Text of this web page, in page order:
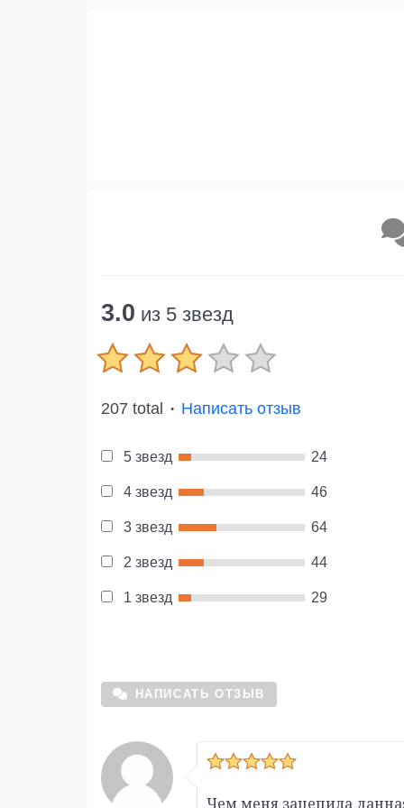
3.0 из 5 звезд
207 total ● Написать отзыв
5 звезд 24
4 звезд 46
3 звезд 64
2 звезд 44
1 звезд 29
НАПИСАТЬ ОТЗЫВ
Чем меня зацепила